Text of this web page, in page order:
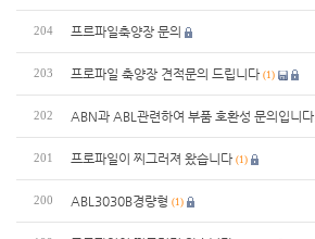
204 프르파일축양장 문의
203 프로파일 축양장 견적문의 드립니다 (1)
202 ABN과 ABL관련하여 부품 호환성 문의입니다.
201 프로파일이 찌그러져 왔습니다 (1)
200 ABL3030B경량형 (1)